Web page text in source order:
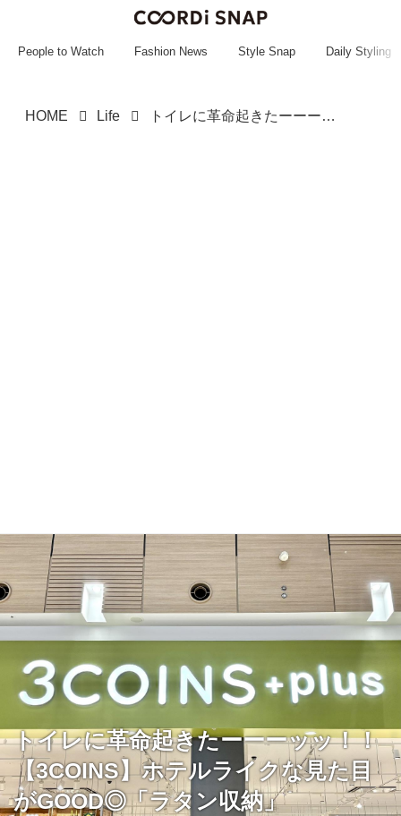
~~~~~~~~~~~
People to Watch Fashion News Style Snap Daily Styling
HOME Life トイレに革命起きたーーーッッ！！【3COINS】ホテルライクな見た目がGOOD◎「ラタン収納」
トイレに革命起きたーーーッッ！！
【3COINS】ホテルライクな見た目
がGOOD◎「ラタン収納」